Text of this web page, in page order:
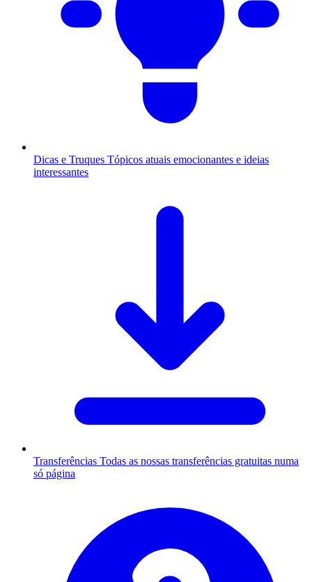
Dicas e Truques Tópicos atuais emocionantes e ideias
interessantes
Transferências Todas as nossas transferências gratuitas numa
só página